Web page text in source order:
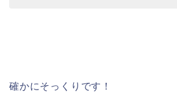
確かにそっくりです！